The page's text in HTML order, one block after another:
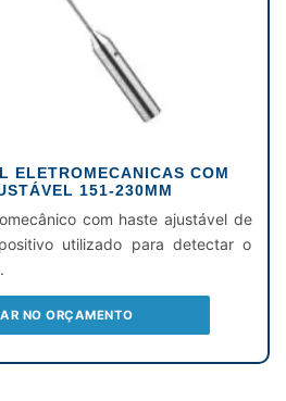
ELETROMECANICAS COM
151-230MM
com haste ajustável de
utilizado para detectar o
NO ORÇAMENTO